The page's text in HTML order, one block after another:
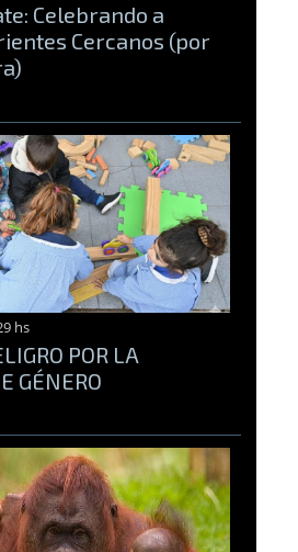
Celebrando a
Cercanos (por
hs
POR LA
GÉNERO